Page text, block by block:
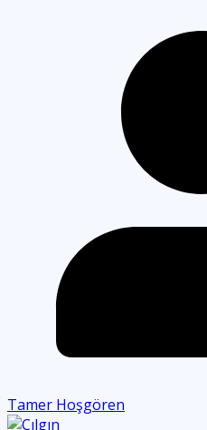
Tamer Hoşgören